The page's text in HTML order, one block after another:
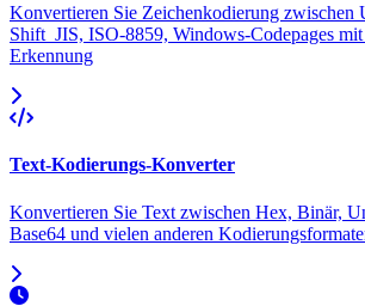
Konvertieren Sie Zeichenkodierung
Shift_JIS, ISO-8859, Windows-Codepages
Erkennung
Text-Kodierungs-Konverter
Konvertieren Sie Text zwischen Hex, Binär,
Base64 und vielen anderen